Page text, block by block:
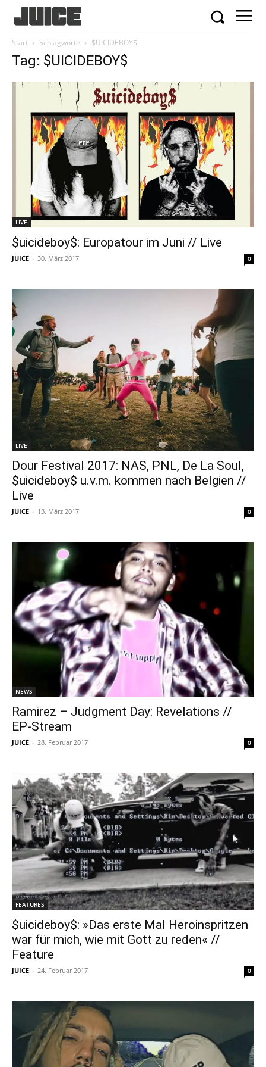
Start Schlagworte $UICIDEBOY$
Tag: $UICIDEBOY$
LIVE
$uicideboy$: Europatour im Juni // Live
JUICE - 30. März 2017 0
LIVE
Dour Festival 2017: NAS, PNL, De La Soul,
$uicideboy$ u.v.m. kommen nach Belgien //
Live
JUICE - 13. März 2017 0
NEWS
Ramirez – Judgment Day: Revelations //
EP-Stream
JUICE - 28. Februar 2017 0
FEATURES
$uicideboy$: »Das erste Mal Heroinspritzen
war für mich, wie mit Gott zu reden« //
Feature
JUICE - 24. Februar 2017 0